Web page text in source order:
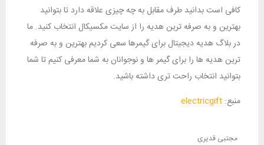
کافی است بدانید طرف مقابل به چه چیزی علاقه دارد تا بتوانید
بهترین و به‌ صرفه ‌ترین هدیه را از سایت مکسیکال انتخاب کنید. ما
در بلاگ هدیه دیجیتال برای گیمرها سعی کردیم بهترین و به صرفه
ترین هدیه ها را برای گیمر ها و نوجوانان به شما معرفی کنیم تا شما
بتوانید انتخاب راحت تری داشته باشید.
منبع: electricgift
مجتبی قدیری